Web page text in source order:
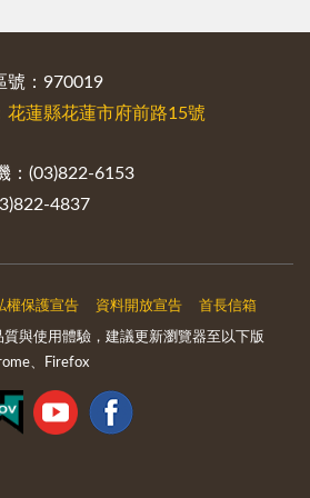
號：970019
花蓮縣花蓮市府前路15號
：(03)822-6153
4837
權保護宣告 資料開放宣告 首長信箱
與使用體驗，建議更新瀏覽器至以下版
、Firefox